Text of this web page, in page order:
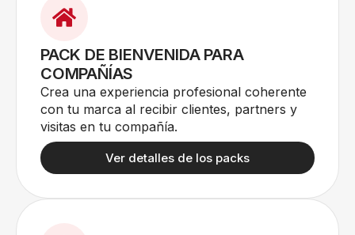
PACK DE BIENVENIDA PARA
COMPAÑÍAS
Crea una experiencia profesional coherente
con tu marca al recibir clientes, partners y
visitas en tu compañía.
Ver detalles de los packs